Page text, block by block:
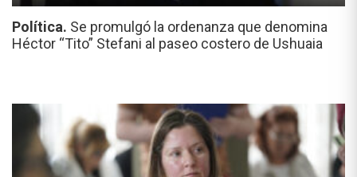
Política. Se promulgó la ordenanza que denomina
Héctor “Tito” Stefani al paseo costero de Ushuaia